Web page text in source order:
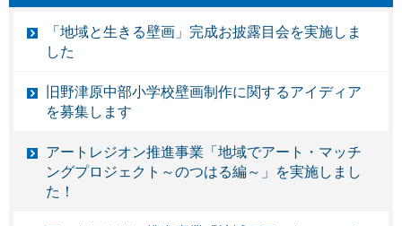
「地域と生きる壁画」完成お披露目会を実施しま
した
旧野津原中部小学校壁画制作に関するアイディア
を募集します
アートレジオン推進事業「地域でアート・マッチ
ングプロジェクト～のつはる編～」を実施しまし
た！